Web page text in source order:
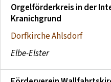
Orgelförderkreis in der
Kranichgrund
Dorfkirche Ahlsdorf
Elbe-Elster